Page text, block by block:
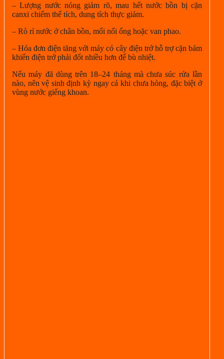
– Lượng nước nóng giảm rõ, mau hết nước bồn bị cặn
canxi chiếm thể tích, dung tích thực giảm.
– Rò rỉ nước ở chân bồn, mối nối ống hoặc van phao.
– Hóa đơn điện tăng với máy có cây điện trở hỗ trợ cặn bám
khiến điện trở phải đốt nhiều hơn để bù nhiệt.
Nếu máy đã dùng trên 18–24 tháng mà chưa súc rửa lần
nào, nên vệ sinh định kỳ ngay cả khi chưa hỏng, đặc biệt ở
vùng nước giếng khoan.